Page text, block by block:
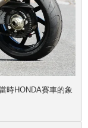
時HONDA賽車的象